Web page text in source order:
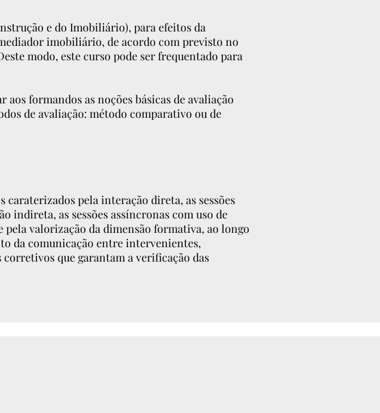
e do Imobiliário), para efeitos da
imobiliário, de acordo com previsto no
modo, este curso pode ser frequentado para
formandos as noções básicas de avaliação
de avaliação: método comparativo ou de
caraterizados pela interação direta, as sessões
indireta, as sessões assíncronas com uso de
pela valorização da dimensão formativa, ao longo
da comunicação entre intervenientes,
que garantam a verificação das